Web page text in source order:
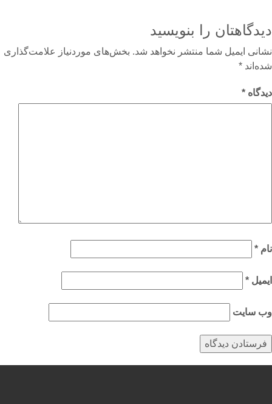
را بنویسید
ایمیل شما منتشر نخواهد شد. بخش‌های موردنیاز علامت‌گذاری
*
*
*
*
سایت